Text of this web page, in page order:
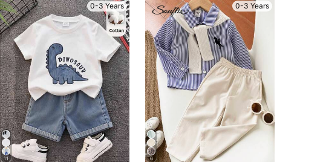
0-3 Years
11
0-3 Years
6